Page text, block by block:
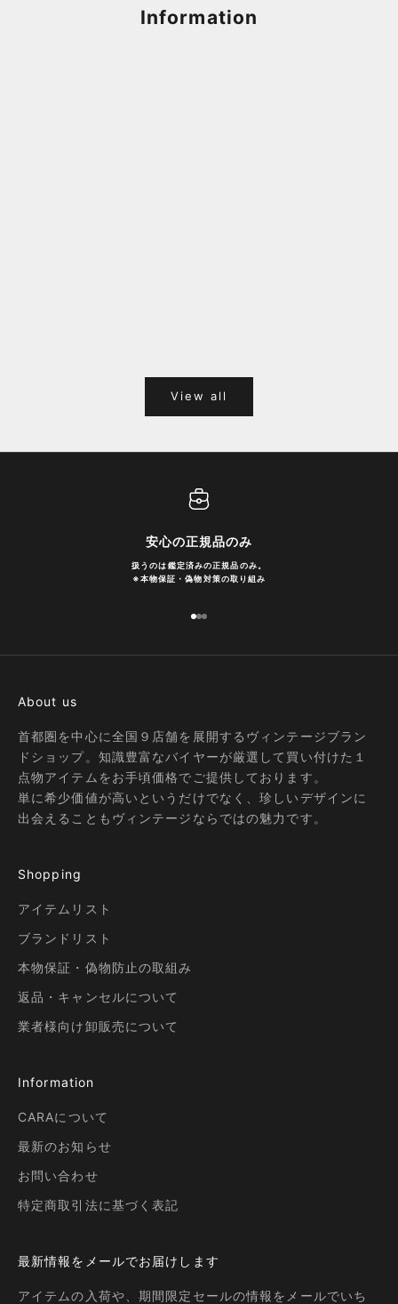
Information
View all
安心の正規品のみ
扱うのは鑑定済みの正規品のみ。
※本物保証・偽物対策の取り組み
I18n Error: Missing interpolation
I18n Error: Missing interpolation
I18n Error: Missing interpolation
About us
首都圏を中心に全国９店舗を展開するヴィンテージブラン
ドショップ。知識豊富なバイヤーが厳選して買い付けた１
点物アイテムをお手頃価格でご提供しております。
単に希少価値が高いというだけでなく、珍しいデザインに
出会えることもヴィンテージならではの魅力です。
Shopping
アイテムリスト
ブランドリスト
本物保証・偽物防止の取組み
返品・キャンセルについて
業者様向け卸販売について
Information
CARAについて
最新のお知らせ
お問い合わせ
特定商取引法に基づく表記
最新情報をメールでお届けします
アイテムの入荷や、期間限定セールの情報をメールでいち